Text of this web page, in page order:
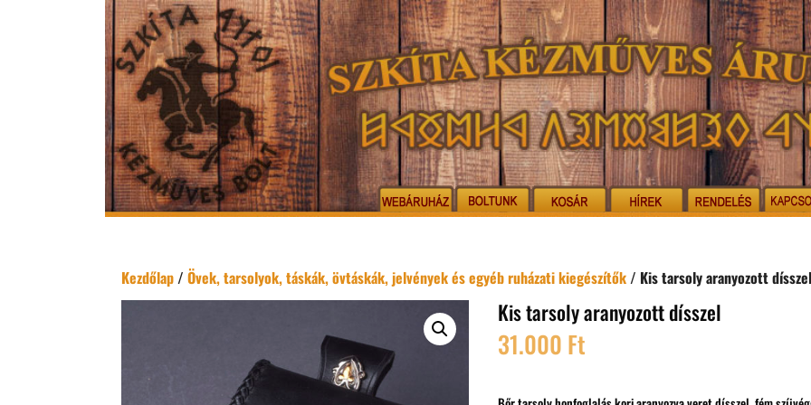
Kezdőlap/Övek, tarsolyok, táskák, övtáskák, jelvények és egyéb ruházati kiegészítők/ Kis tarsoly aranyozott dísszel
Kis tarsoly aranyozott dísszel
31.000 Ft